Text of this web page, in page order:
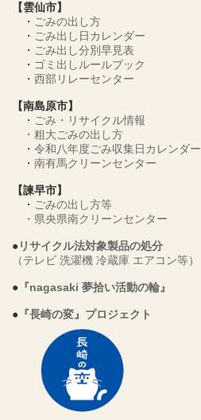
【雲仙市】
・ ごみの出し方
・ ごみ出し日カレンダー
・ ごみ出し分別早見表
・ ゴミ出しルールブック
・ 西部リレーセンター
【南島原市】
・ ごみ・リサイクル情報
・ 粗大ごみの出し方
・ 令和八年度ごみ収集日カレンダー
・ 南有馬クリーンセンター
【諫早市】
・ ごみの出し方等
・ 県央県南クリーンセンター
●リサイクル法対象製品の処分
（テレビ 洗濯機 冷蔵庫 エアコン等）
● 『nagasaki 夢拾い活動の輪』
● 『長崎の変』プロジェクト